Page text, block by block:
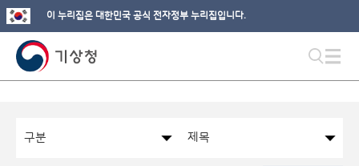
이 누리집은 대한민국 공식 전자정부 누리집입니다.